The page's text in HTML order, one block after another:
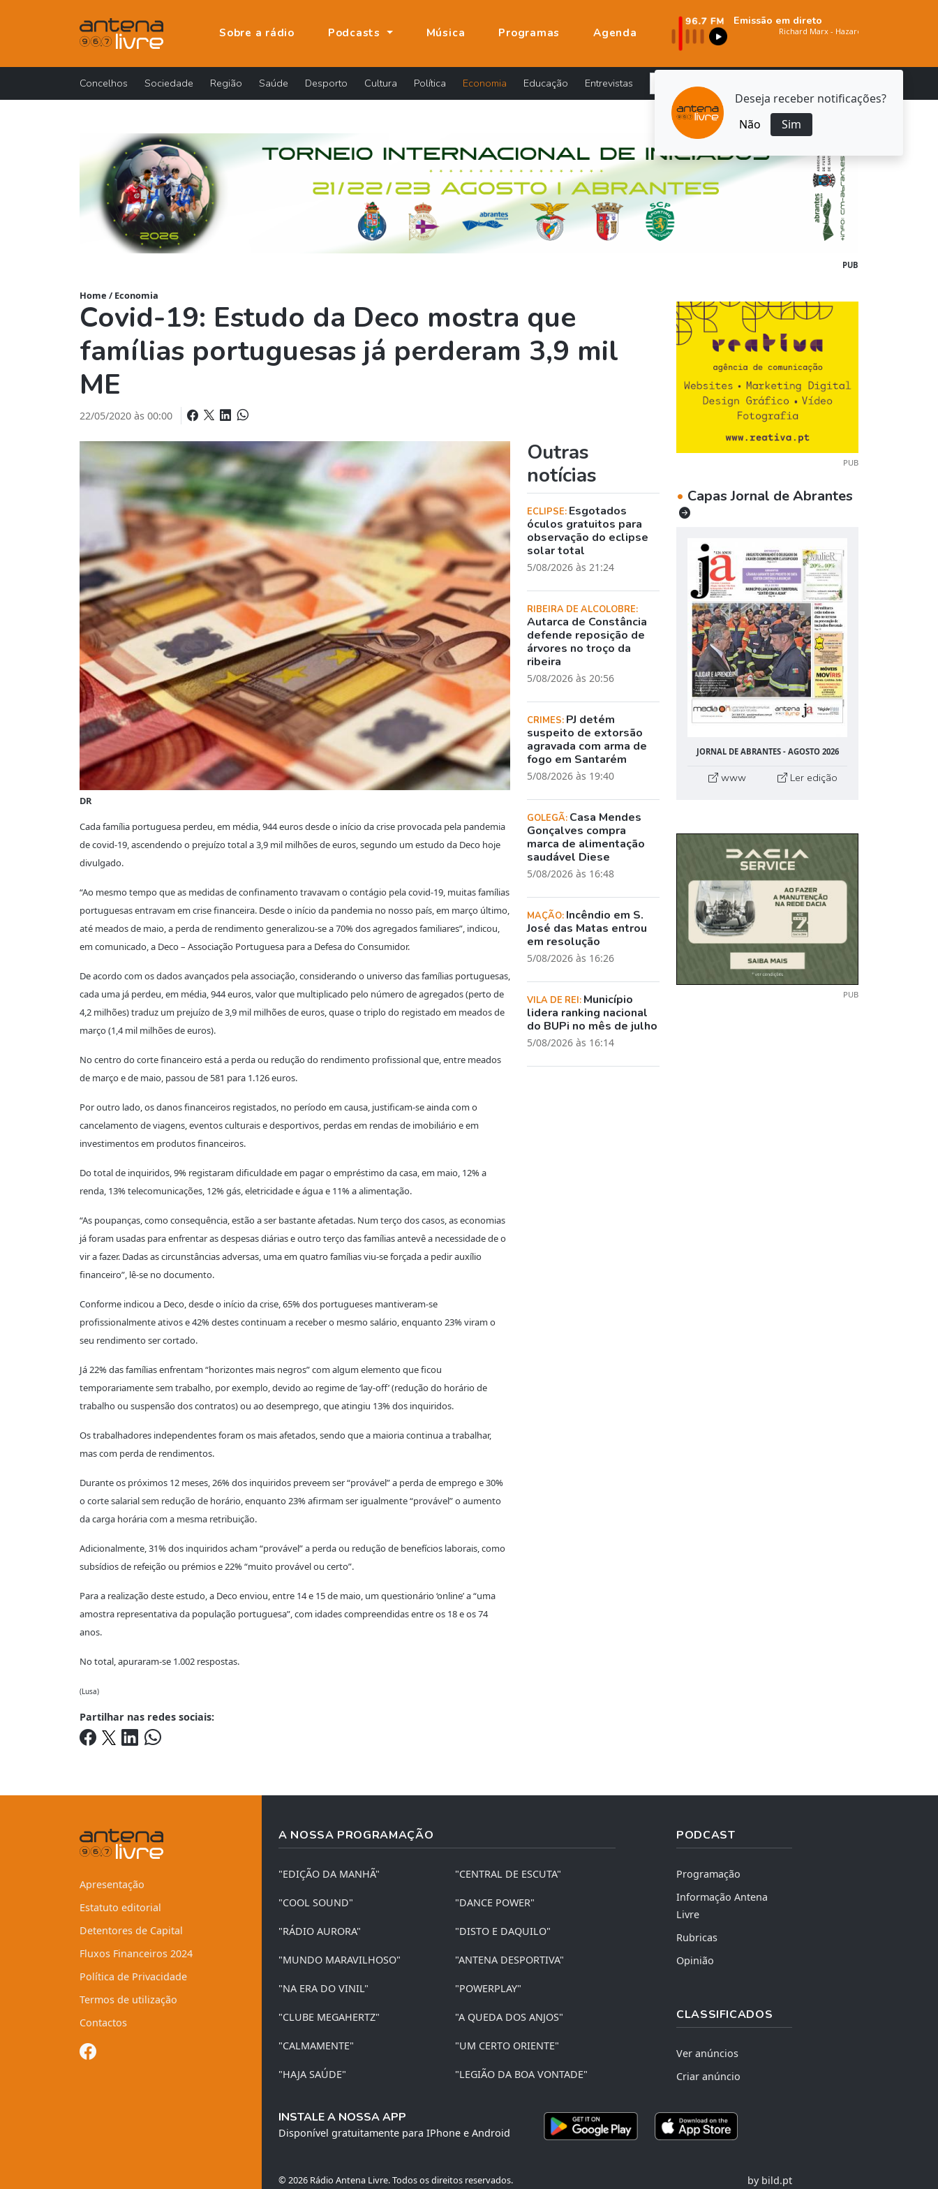
Deseja receber notificações?
Não
Sim
Sobre a rádio Podcasts Música Programas Agenda
Emissão em direto
Concelhos Sociedade Região Saúde Desporto Cultura Política Economia Educação Entrevistas
PUB
Home / Economia
Covid-19: Estudo da Deco mostra que
famílias portuguesas já perderam 3,9 mil
ME
22/05/2020 às 00:00
DR
Cada família portuguesa perdeu, em média, 944 euros desde o início da crise provocada pela pandemia
de covid-19, ascendendo o prejuízo total a 3,9 mil milhões de euros, segundo um estudo da Deco hoje
divulgado.
“Ao mesmo tempo que as medidas de confinamento travavam o contágio pela covid-19, muitas famílias
portuguesas entravam em crise financeira. Desde o início da pandemia no nosso país, em março último,
até meados de maio, a perda de rendimento generalizou-se a 70% dos agregados familiares”, indicou,
em comunicado, a Deco – Associação Portuguesa para a Defesa do Consumidor.
De acordo com os dados avançados pela associação, considerando o universo das famílias portuguesas,
cada uma já perdeu, em média, 944 euros, valor que multiplicado pelo número de agregados (perto de
4,2 milhões) traduz um prejuízo de 3,9 mil milhões de euros, quase o triplo do registado em meados de
março (1,4 mil milhões de euros).
No centro do corte financeiro está a perda ou redução do rendimento profissional que, entre meados
de março e de maio, passou de 581 para 1.126 euros.
Por outro lado, os danos financeiros registados, no período em causa, justificam-se ainda com o
cancelamento de viagens, eventos culturais e desportivos, perdas em rendas de imobiliário e em
investimentos em produtos financeiros.
Do total de inquiridos, 9% registaram dificuldade em pagar o empréstimo da casa, em maio, 12% a
renda, 13% telecomunicações, 12% gás, eletricidade e água e 11% a alimentação.
“As poupanças, como consequência, estão a ser bastante afetadas. Num terço dos casos, as economias
já foram usadas para enfrentar as despesas diárias e outro terço das famílias antevê a necessidade de o
vir a fazer. Dadas as circunstâncias adversas, uma em quatro famílias viu-se forçada a pedir auxílio
financeiro”, lê-se no documento.
Conforme indicou a Deco, desde o início da crise, 65% dos portugueses mantiveram-se
profissionalmente ativos e 42% destes continuam a receber o mesmo salário, enquanto 23% viram o
seu rendimento ser cortado.
Já 22% das famílias enfrentam “horizontes mais negros” com algum elemento que ficou
temporariamente sem trabalho, por exemplo, devido ao regime de ‘lay-off’ (redução do horário de
trabalho ou suspensão dos contratos) ou ao desemprego, que atingiu 13% dos inquiridos.
Os trabalhadores independentes foram os mais afetados, sendo que a maioria continua a trabalhar,
mas com perda de rendimentos.
Durante os próximos 12 meses, 26% dos inquiridos preveem ser “provável” a perda de emprego e 30%
o corte salarial sem redução de horário, enquanto 23% afirmam ser igualmente “provável” o aumento
da carga horária com a mesma retribuição.
Adicionalmente, 31% dos inquiridos acham “provável” a perda ou redução de benefícios laborais, como
subsídios de refeição ou prémios e 22% “muito provável ou certo”.
Para a realização deste estudo, a Deco enviou, entre 14 e 15 de maio, um questionário ‘online’ a “uma
amostra representativa da população portuguesa”, com idades compreendidas entre os 18 e os 74
anos.
No total, apuraram-se 1.002 respostas.
(Lusa)
Partilhar nas redes sociais:
Outras
notícias
ECLIPSE: Esgotados
óculos gratuitos para
observação do eclipse
solar total
5/08/2026 às 21:24
RIBEIRA DE ALCOLOBRE:
Autarca de Constância
defende reposição de
árvores no troço da
ribeira
5/08/2026 às 20:56
CRIMES: PJ detém
suspeito de extorsão
agravada com arma de
fogo em Santarém
5/08/2026 às 19:40
GOLEGÃ: Casa Mendes
Gonçalves compra
marca de alimentação
saudável Diese
5/08/2026 às 16:48
MAÇÃO: Incêndio em S.
José das Matas entrou
em resolução
5/08/2026 às 16:26
VILA DE REI: Município
lidera ranking nacional
do BUPi no mês de julho
5/08/2026 às 16:14
PUB
• Capas Jornal de Abrantes
JORNAL DE ABRANTES - AGOSTO 2026
www Ler edição
PUB
Apresentação
Estatuto editorial
Detentores de Capital
Fluxos Financeiros 2024
Política de Privacidade
Termos de utilização
Contactos
A NOSSA PROGRAMAÇÃO
"EDIÇÃO DA MANHÃ" "CENTRAL DE ESCUTA"
"COOL SOUND" "DANCE POWER"
"RÁDIO AURORA" "DISTO E DAQUILO"
"MUNDO MARAVILHOSO" "ANTENA DESPORTIVA"
"NA ERA DO VINIL" "POWERPLAY"
"CLUBE MEGAHERTZ" "A QUEDA DOS ANJOS"
"CALMAMENTE" "UM CERTO ORIENTE"
"HAJA SAÚDE" "LEGIÃO DA BOA VONTADE"
PODCAST
Programação
Informação Antena
Livre
Rubricas
Opinião
CLASSIFICADOS
Ver anúncios
Criar anúncio
INSTALE A NOSSA APP
Disponível gratuitamente para IPhone e Android
© 2026 Rádio Antena Livre. Todos os direitos reservados. by bild.pt